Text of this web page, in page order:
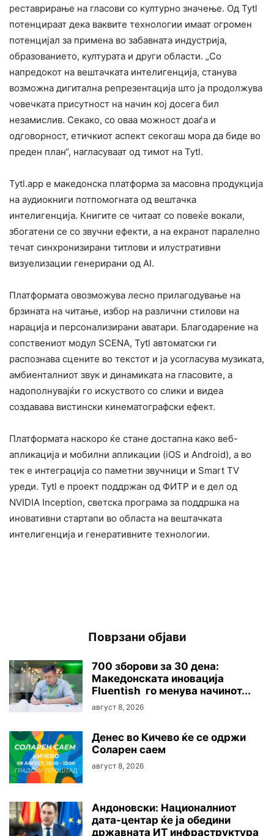
реставрирање на гласови со културно значење. Од Tytl
потенцираат дека ваквите технологии имаат огромен
потенцијал за примена во забавната индустрија,
образованието, културата и други области. „Со
напредокот на вештачката интелигенција, станува
возможна дигитална репрезентација што ја продолжува
човечката присутност на начин кој досега бил
незамислив. Секако, со оваа можност доаѓа и
одговорност, етичкиот аспект секогаш мора да биде во
преден план“, нагласуваат од тимот на Tytl.
Tytl.app е македонска платформа за масовна продукција
на аудиокниги потпомогната од вештачка
интелигенција. Книгите се читаат со повеќе вокали,
збогатени се со звучни ефекти, а на екранот паралелно
течат синхронизирани титлови и илустративни
визуелизации генерирани од AI.
Платформата овозможува лесно прилагодување на
брзината на читање, избор на различни стилови на
нарација и персонализирани аватари. Благодарение на
сопствениот модул SCENA, Tytl автоматски ги
распознава сцените во текстот и ја усогласува музиката,
амбиенталниот звук и динамиката на гласовите, а
надополнувајќи го искуството со слики и видеа
создавава вистински кинематографски ефект.
Платформата наскоро ќе стане достапна како веб-
апликација и мобилни апликации (iOS и Android), а во
тек е интеграција со паметни звучници и Smart TV
уреди. Tytl е проект поддржан од ФИТР и е дел од
NVIDIA Inception, светска програма за поддршка на
иновативни стартапи во областа на вештачката
интелигенција и генеративните технологии.
Поврзани објави
700 зборови за 30 дена:
Македонската иновација
Fluentish го менува начинот...
август 8, 2026
Денес во Кичево ќе се одржи
Соларен саем
август 8, 2026
Андоновски: Националниот
дата-центар ќе ја обедини
државната ИТ инфраструктура